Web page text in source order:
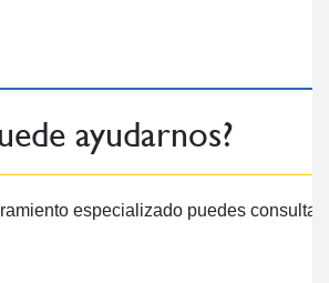
ayudarnos?
especializado puedes consultar